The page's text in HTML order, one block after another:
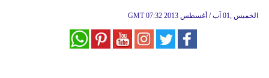
GMT 07:32 2013 الخميس ,01 آب / أغسطس